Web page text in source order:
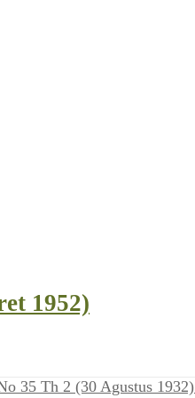
1952)
35 Th 2 (30 Agustus 1932)